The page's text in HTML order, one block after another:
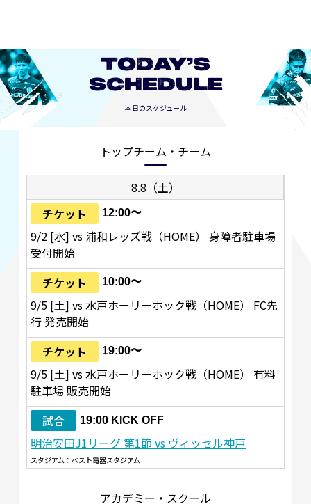
TODAY’S
SCHEDULE
本日のスケジュール
トップチーム・チーム
8.8（土）
チケット
12:00〜
9/2 [水] vs 浦和レッズ戦（HOME） 身障者駐車場
受付開始
チケット
10:00〜
9/5 [土] vs 水戸ホーリーホック戦（HOME） FC先
行 発売開始
チケット
19:00〜
9/5 [土] vs 水戸ホーリーホック戦（HOME） 有料
駐車場 販売開始
試合
19:00 KICK OFF
明治安田J1リーグ 第1節 vs ヴィッセル神戸
スタジアム：ベスト電器スタジアム
アカデミー・スクール